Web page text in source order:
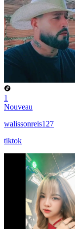
1
Nouveau
walissonreis127
tiktok